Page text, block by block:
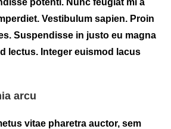
Vestibulum sapien. Proin
Suspendisse in justo eu magna
lectus. Integer euismod lacus
arcu
vitae pharetra auctor, sem